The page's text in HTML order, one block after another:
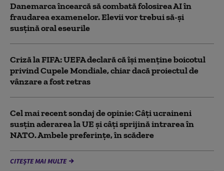
Danemarca încearcă să combată folosirea AI în
fraudarea examenelor. Elevii vor trebui să-şi
susţină oral eseurile
Criză la FIFA: UEFA declară că îşi menţine boicotul
privind Cupele Mondiale, chiar dacă proiectul de
vânzare a fost retras
Cel mai recent sondaj de opinie: Câți ucraineni
susțin aderarea la UE și câți sprijină intrarea în
NATO. Ambele preferințe, în scădere
CITEȘTE MAI MULTE